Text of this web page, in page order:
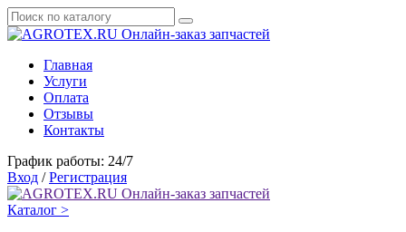
Онлайн-заказ запчастей
Главная
Услуги
Оплата
Отзывы
Контакты
График работы: 24/7
Вход / Регистрация
Онлайн-заказ запчастей
Каталог >